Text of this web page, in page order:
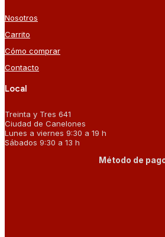
Nosotros
Carrito
Cómo comprar
Contacto
Local
Treinta y Tres 641
Ciudad de Canelones
Lunes a viernes 9:30 a 19 h
Sábados 9:30 a 13 h
Método de